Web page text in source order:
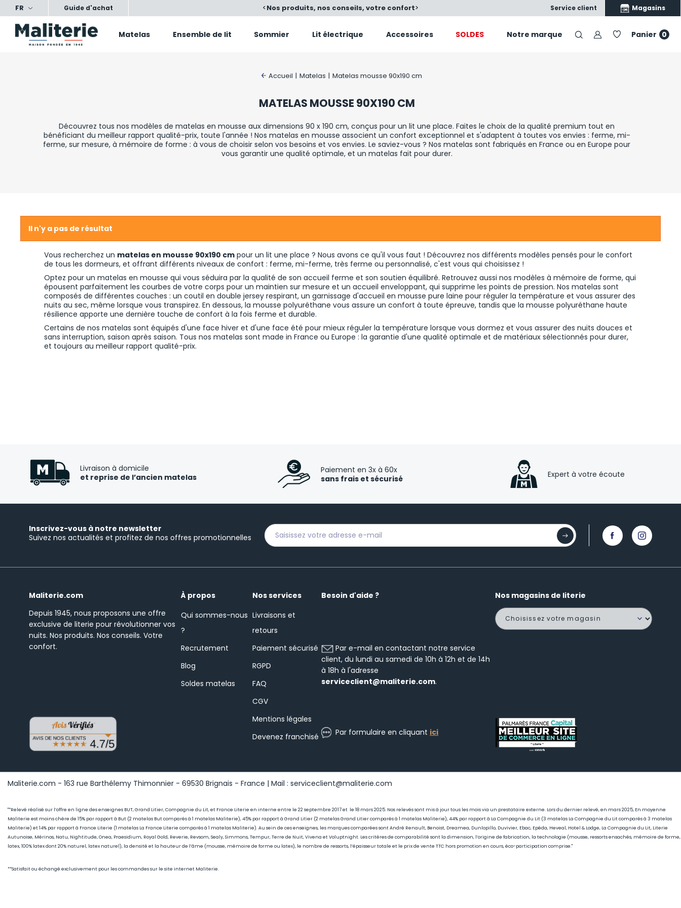
FR Guide d'achat <
nos conseils, votre confort Nos produits, nos conseils, votre confort Nos produits, nos conseils,
> Magasins
Service client
Matelas Ensemble de lit Sommier Lit électrique Accessoires SOLDES Notre marque Panier 0
Accueil | Matelas | Matelas mousse 90x190 cm
MATELAS MOUSSE 90X190 CM
Découvrez tous nos modèles de matelas en mousse aux dimensions 90 x 190 cm, conçus pour un lit une place. Faites le choix de la qualité premium tout en
bénéficiant du meilleur rapport qualité-prix, toute l'année ! Nos matelas en mousse associent un confort exceptionnel et s'adaptent à toutes vos envies : ferme, mi-
ferme, sur mesure, à mémoire de forme : à vous de choisir selon vos besoins et vos envies. Le saviez-vous ? Nos matelas sont fabriqués en France ou en Europe pour
vous garantir une qualité optimale, et un matelas fait pour durer.
Il n'y a pas de résultat
Vous recherchez un matelas en mousse 90x190 cm pour un lit une place ? Nous avons ce qu'il vous faut ! Découvrez nos différents modèles pensés pour le confort
de tous les dormeurs, et offrant différents niveaux de confort : ferme, mi-ferme, très ferme ou personnalisé, c'est vous qui choisissez !
Optez pour un matelas en mousse qui vous séduira par la qualité de son accueil ferme et son soutien équilibré. Retrouvez aussi nos modèles à mémoire de forme, qui
épousent parfaitement les courbes de votre corps pour un maintien sur mesure et un accueil enveloppant, qui supprime les points de pression. Nos matelas sont
composés de différentes couches : un coutil en double jersey respirant, un garnissage d'accueil en mousse pure laine pour réguler la température et vous assurer des
nuits au sec, même lorsque vous transpirez. En dessous, la mousse polyuréthane vous assure un confort à toute épreuve, tandis que la mousse polyuréthane haute
résilience apporte une dernière touche de confort à la fois ferme et durable.
Certains de nos matelas sont équipés d'une face hiver et d'une face été pour mieux réguler la température lorsque vous dormez et vous assurer des nuits douces et
sans interruption, saison après saison. Tous nos matelas sont made in France ou Europe : la garantie d'une qualité optimale et de matériaux sélectionnés pour durer,
et toujours au meilleur rapport qualité-prix.
Livraison à domicile
et reprise de l’ancien matelas
Paiement en 3x à 60x
sans frais et sécurisé
Expert à votre écoute
Inscrivez-vous à notre newsletter
Suivez nos actualités et profitez de nos offres promotionnelles
Maliterie.com
Depuis 1945, nous proposons une offre
exclusive de literie pour révolutionner vos
nuits. Nos produits. Nos conseils. Votre
confort.
À propos
Qui sommes-nous
?
Recrutement
Blog
Soldes matelas
Nos services
Livraisons et
retours
Paiement sécurisé
RGPD
FAQ
CGV
Mentions légales
Devenez franchisé
Besoin d'aide ?
Par e-mail en contactant notre service
client, du lundi au samedi de 10h à 12h et de 14h
à 18h à l'adresse
serviceclient@maliterie.com.
Par formulaire en cliquant ici
Nos magasins de literie
Maliterie.com - 163 rue Barthélemy Thimonnier - 69530 Brignais - France | Mail : serviceclient@maliterie.com
"*Relevé réalisé sur l’offre en ligne des enseignes BUT, Grand Litier, Compagnie du Lit, et France Literie en interne entre le 22 septembre 2017 et le 18 mars 2025. Nos relevés sont mis à jour tous les mois via un prestataire externe. Lors du dernier relevé, en mars 2025, En moyenne
Maliterie est moins chère de 15% par rapport à But (2 matelas But comparés à 1 matelas Maliterie), 45% par rapport à Grand Litier (2 matelas Grand Litier comparés à 1 matelas Maliterie), 44% par rapport à La Compagnie du Lit (3 matelas La Compagnie du Lit comparés à 3 matelas
Maliterie) et 14% par rapport à France Literie (1 matelas La France Literie comparés à 1 matelas Maliterie). Au sein de ces enseignes, les marques comparées sont André Renault, Benoist, Dreamea, Dunlopillo, Duvivier, Ebac, Epéda, Heveal, Hotel & Lodge, La Compagnie du Lit, Literie
Autunoise, Mérinos, Natu, Nightitude, Onea, Praesidium, Royal Gold, Reverie, Revsom, Sealy, Simmons, Tempur, Terre de Nuit, Vivena et Voluptnight. Les critères de comparabilité sont la dimension, l’origine de fabrication, la technologie (mousse, ressorts ensachés, mémoire de forme,
latex, 100% latex dont 20% naturel, latex naturel), la densité et la hauteur de l’âme (mousse, mémoire de forme ou latex), le nombre de ressorts, l’épaisseur totale et le prix de vente TTC hors promotion en cours, éco-participation comprise."
**Satisfait ou échangé exclusivement pour les commandes sur le site internet Maliterie.